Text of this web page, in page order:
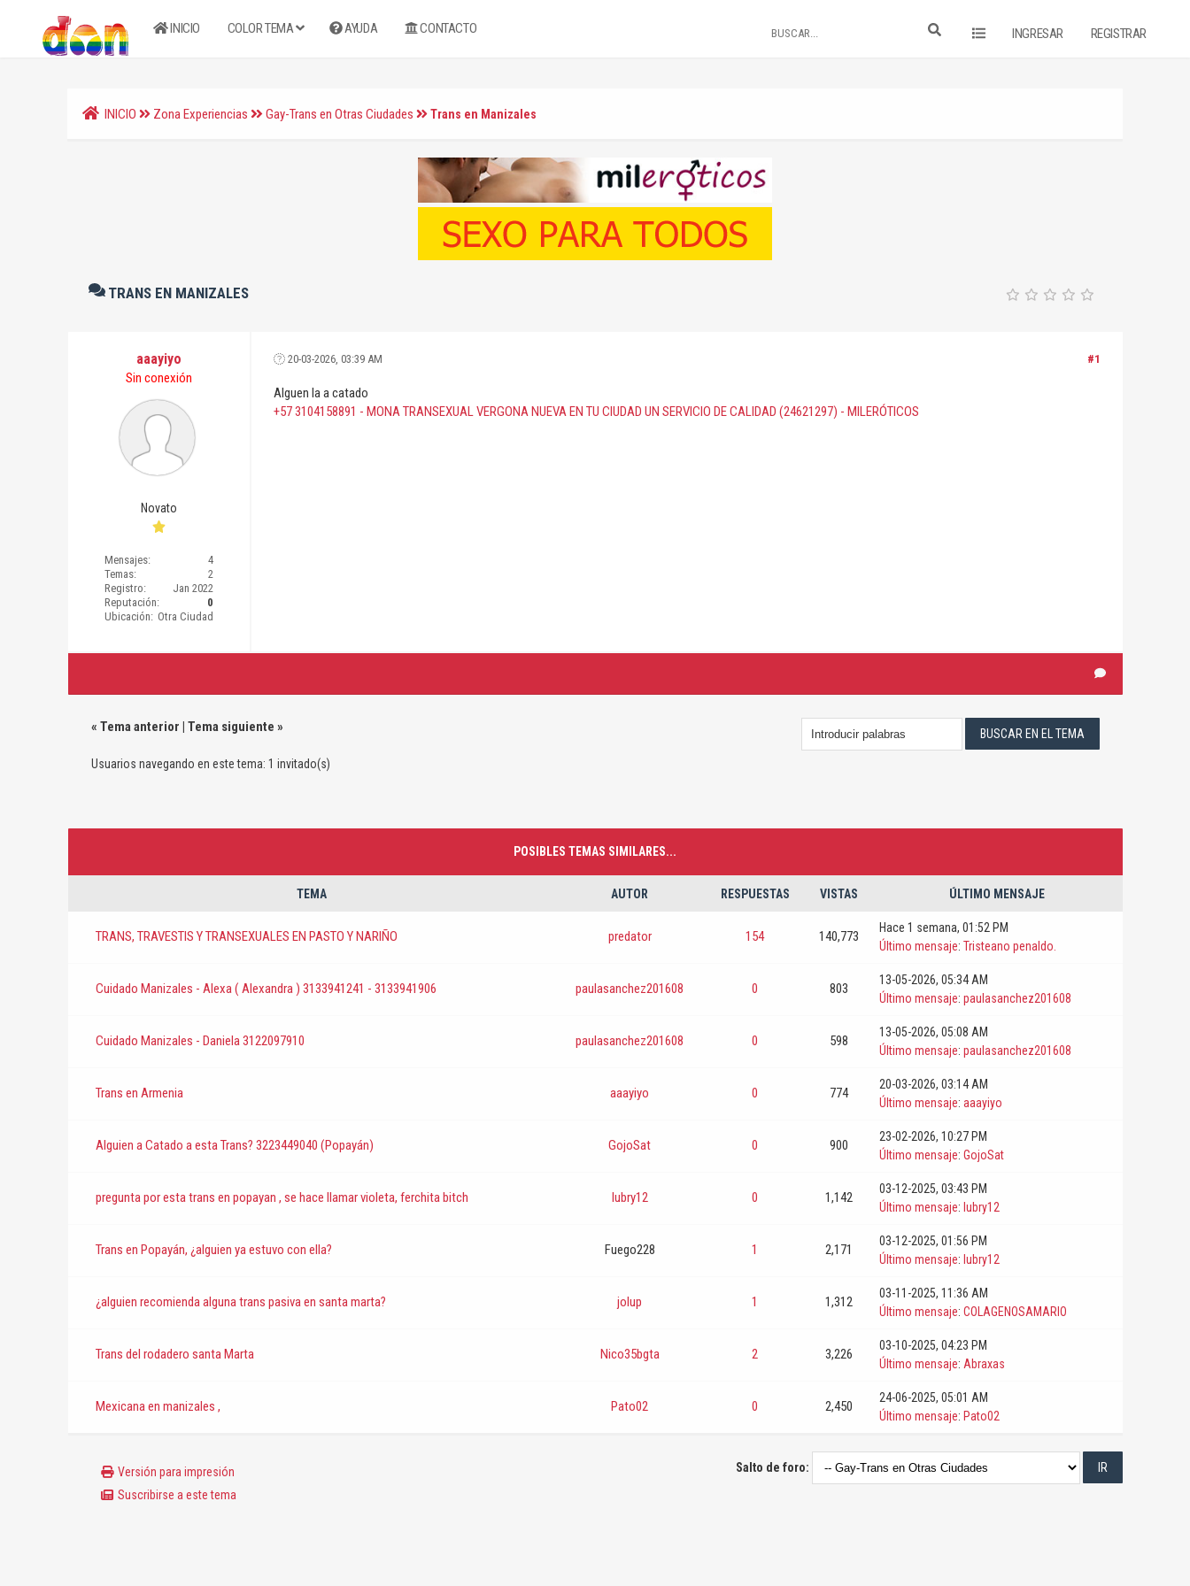
INGRESAR REGISTRAR
INICIO COLOR TEMA AYUDA CONTACTO
INICIO Zona Experiencias Gay-Trans en Otras Ciudades Trans en Manizales
TRANS EN MANIZALES
aaayiyo
Sin conexión
Novato
Mensajes:
4
Temas:
2
Registro:
Jan 2022
Reputación:
0
Ubicación: Otra Ciudad
#1
20-03-2026, 03:39 AM
Alguen la a catado
+57 3104158891 - MONA TRANSEXUAL VERGONA NUEVA EN TU CIUDAD UN SERVICIO DE CALIDAD (24621297) - MILERÓTICOS
« Tema anterior | Tema siguiente »
Usuarios navegando en este tema: 1 invitado(s)
POSIBLES TEMAS SIMILARES...
TEMA AUTOR RESPUESTAS VISTAS ÚLTIMO MENSAJE
TRANS, TRAVESTIS Y TRANSEXUALES EN PASTO Y NARIÑO predator 154 140,773
Hace 1 semana, 01:52 PM
Último mensaje: Tristeano penaldo.
Cuidado Manizales - Alexa ( Alexandra ) 3133941241 - 3133941906 paulasanchez201608 0 803
13-05-2026, 05:34 AM
Último mensaje: paulasanchez201608
Cuidado Manizales - Daniela 3122097910 paulasanchez201608 0 598
13-05-2026, 05:08 AM
Último mensaje: paulasanchez201608
Trans en Armenia aaayiyo 0 774
20-03-2026, 03:14 AM
Último mensaje: aaayiyo
Alguien a Catado a esta Trans? 3223449040 (Popayán) GojoSat 0 900
23-02-2026, 10:27 PM
Último mensaje: GojoSat
pregunta por esta trans en popayan , se hace llamar violeta, ferchita bitch lubry12 0 1,142
03-12-2025, 03:43 PM
Último mensaje: lubry12
Trans en Popayán, ¿alguien ya estuvo con ella? Fuego228 1 2,171
03-12-2025, 01:56 PM
Último mensaje: lubry12
¿alguien recomienda alguna trans pasiva en santa marta? jolup 1 1,312
03-11-2025, 11:36 AM
Último mensaje: COLAGENOSAMARIO
Trans del rodadero santa Marta Nico35bgta 2 3,226
03-10-2025, 04:23 PM
Último mensaje: Abraxas
Mexicana en manizales , Pato02 0 2,450
24-06-2025, 05:01 AM
Último mensaje: Pato02
Versión para impresión
Suscribirse a este tema
Salto de foro: